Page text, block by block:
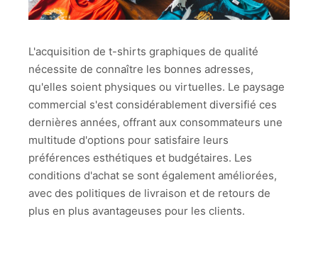
L'acquisition de t-shirts graphiques de qualité
nécessite de connaître les bonnes adresses,
qu'elles soient physiques ou virtuelles. Le paysage
commercial s'est considérablement diversifié ces
dernières années, offrant aux consommateurs une
multitude d'options pour satisfaire leurs
préférences esthétiques et budgétaires. Les
conditions d'achat se sont également améliorées,
avec des politiques de livraison et de retours de
plus en plus avantageuses pour les clients.